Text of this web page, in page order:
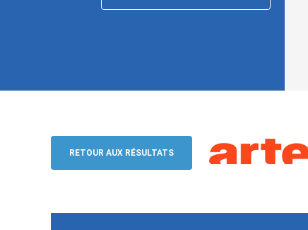
institutionnelles et stratégie de
ARTE G.E.I.E.
RETOUR AUX RÉSULTATS